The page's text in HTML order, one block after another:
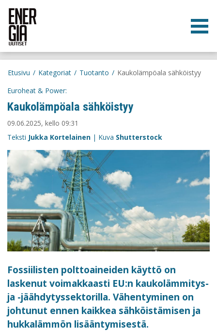
Etusivu / Kategoriat / Tuotanto / Kaukolämpöala sähköistyy
Euroheat & Power:
Kaukolämpöala sähköistyy
09.06.2025, kello 09:31
Teksti Jukka Kortelainen | Kuva Shutterstock
Fossiilisten polttoaineiden käyttö on
laskenut voimakkaasti EU:n kaukolämmitys-
ja -jäähdytyssektorilla. Vähentyminen on
johtunut ennen kaikkea sähköistämisen ja
hukkalämmön lisääntymisestä.